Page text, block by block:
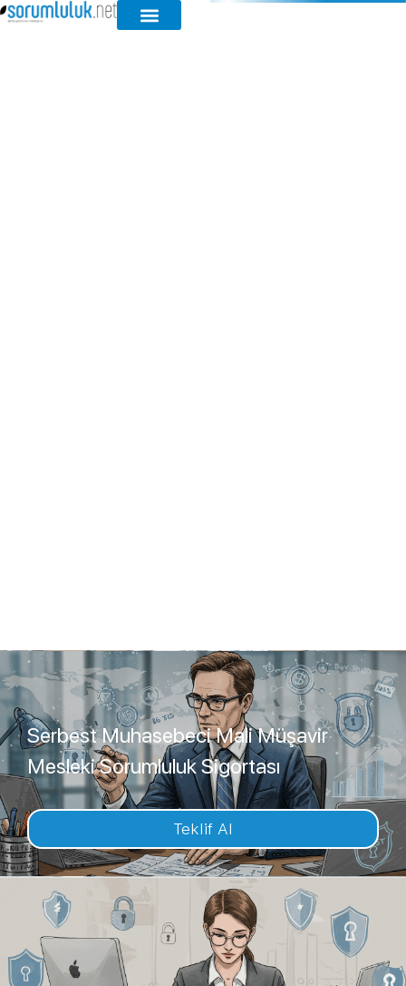
Serbest Muhasebeci Mali Müşavir
Mesleki Sorumluluk Sigortası
Teklif Al